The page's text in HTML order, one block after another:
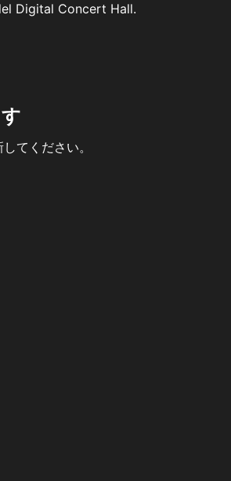
Digital Concert Hall.
てください。